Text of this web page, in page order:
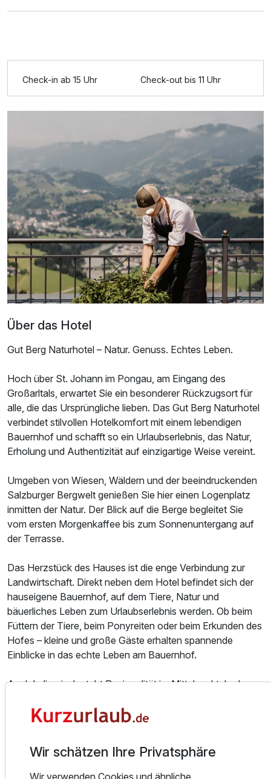
Doppelzimmer Komfort Klassik
2 Erwachsene und 1 Kind
Ausstattung
Für 8 Tage p.P. ab1.295,00 €
Doppelzimmer mit Terrasse
2 Erwachsene und 2 Kinder
Ausstattung
Check-in ab 15 Uhr Check-out bis 11 Uhr
Über das Hotel
Gut Berg Naturhotel – Natur. Genuss. Echtes Leben.
Hoch über St. Johann im Pongau, am Eingang des
Großarltals, erwartet Sie ein besonderer Rückzugsort für
alle, die das Ursprüngliche lieben. Das Gut Berg Naturhotel
verbindet stilvollen Hotelkomfort mit einem lebendigen
Bauernhof und schafft so ein Urlaubserlebnis, das Natur,
Erholung und Authentizität auf einzigartige Weise vereint.
Umgeben von Wiesen, Wäldern und der beeindruckenden
Salzburger Bergwelt genießen Sie hier einen Logenplatz
inmitten der Natur. Der Blick auf die Berge begleitet Sie
vom ersten Morgenkaffee bis zum Sonnenuntergang auf
der Terrasse.
Das Herzstück des Hauses ist die enge Verbindung zur
Landwirtschaft. Direkt neben dem Hotel befindet sich der
hauseigene Bauernhof, auf dem Tiere, Natur und
bäuerliches Leben zum Urlaubserlebnis werden. Ob beim
Füttern der Tiere, beim Ponyreiten oder beim Erkunden des
Hofes – kleine und große Gäste erhalten spannende
Einblicke in das echte Leben am Bauernhof.
Auch kulinarisch steht Regionalität im Mittelpunkt. In der
Zutaten, viele davon stammen direkt vom eigenen Hof
Landwirtschaft und saisonale Spezialitäten sorgen für
unverfälschten Genuss mit Herkunft.
Wir schätzen Ihre Privatsphäre